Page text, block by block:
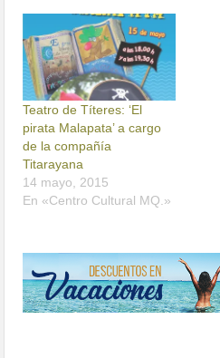
Teatro de Títeres: ‘El
pirata Malapata’ a cargo
de la compañía
Titarayana
14 mayo, 2015
En «Centro Cultural MQ.»